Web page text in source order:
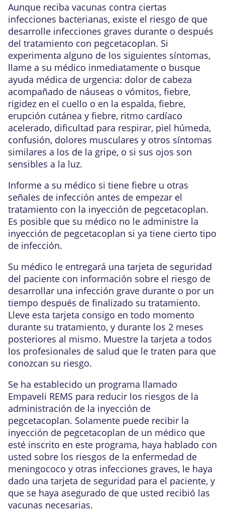
Aunque reciba vacunas contra ciertas
infecciones bacterianas, existe el riesgo de que
desarrolle infecciones graves durante o después
del tratamiento con pegcetacoplan. Si
experimenta alguno de los siguientes síntomas,
llame a su médico inmediatamente o busque
ayuda médica de urgencia: dolor de cabeza
acompañado de náuseas o vómitos, fiebre,
rigidez en el cuello o en la espalda, fiebre,
erupción cutánea y fiebre, ritmo cardíaco
acelerado, dificultad para respirar, piel húmeda,
confusión, dolores musculares y otros síntomas
similares a los de la gripe, o si sus ojos son
sensibles a la luz.
Informe a su médico si tiene fiebre u otras
señales de infección antes de empezar el
tratamiento con la inyección de pegcetacoplan.
Es posible que su médico no le administre la
inyección de pegcetacoplan si ya tiene cierto tipo
de infección.
Su médico le entregará una tarjeta de seguridad
del paciente con información sobre el riesgo de
desarrollar una infección grave durante o por un
tiempo después de finalizado su tratamiento.
Lleve esta tarjeta consigo en todo momento
durante su tratamiento, y durante los 2 meses
posteriores al mismo. Muestre la tarjeta a todos
los profesionales de salud que le traten para que
conozcan su riesgo.
Se ha establecido un programa llamado
Empaveli REMS para reducir los riesgos de la
administración de la inyección de
pegcetacoplan. Solamente puede recibir la
inyección de pegcetacoplan de un médico que
esté inscrito en este programa, haya hablado con
usted sobre los riesgos de la enfermedad de
meningococo y otras infecciones graves, le haya
dado una tarjeta de seguridad para el paciente, y
que se haya asegurado de que usted recibió las
vacunas necesarias.